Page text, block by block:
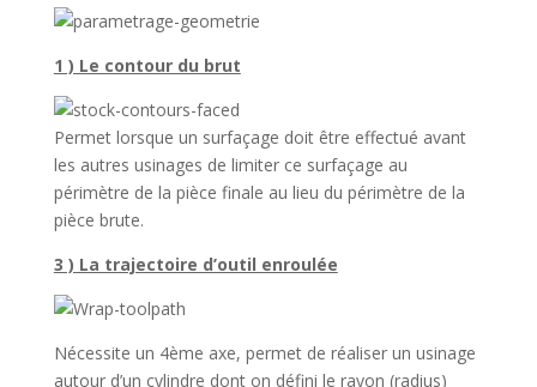
1 ) Le contour du brut
Permet lorsque un surfaçage doit être effectué avant
les autres usinages de limiter ce surfaçage au
périmètre de la pièce finale au lieu du périmètre de la
pièce brute.
3 ) La trajectoire d’outil enroulée
Nécessite un 4ème axe, permet de réaliser un usinage
autour d’un cylindre dont on défini le rayon (radius)